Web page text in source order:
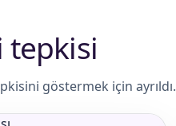
tepkisi
göstermek için ayrıldı.